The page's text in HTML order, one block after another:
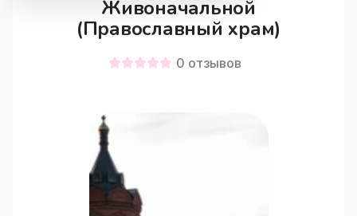
Живоначальной
(Православный храм)
0 отзывов